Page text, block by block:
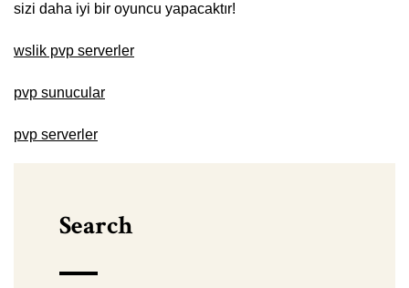
sizi daha iyi bir oyuncu yapacaktır!
wslik pvp serverler
pvp sunucular
pvp serverler
Search